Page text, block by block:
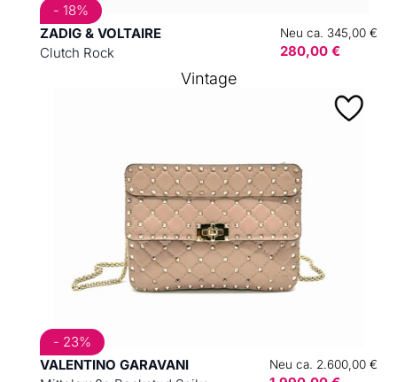
ZADIG & VOLTAIRE
Clutch Rock
Neu ca. 345,00 €
280,00 €
- 18%
VALENTINO GARAVANI
Neu ca. 2.600,00 €
- 23%
Vintage